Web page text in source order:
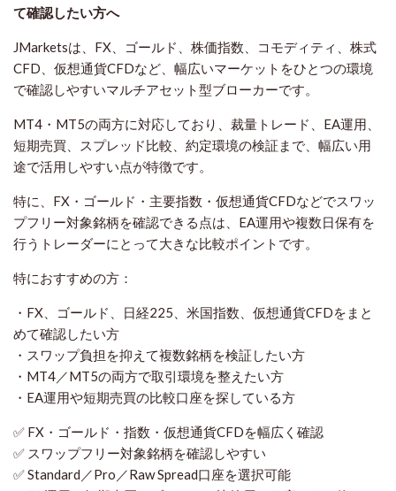
て確認したい方へ
JMarketsは、FX、ゴールド、株価指数、コモディティ、株式
CFD、仮想通貨CFDなど、幅広いマーケットをひとつの環境
で確認しやすいマルチアセット型ブローカーです。
MT4・MT5の両方に対応しており、裁量トレード、EA運用、
短期売買、スプレッド比較、約定環境の検証まで、幅広い用
途で活用しやすい点が特徴です。
特に、FX・ゴールド・主要指数・仮想通貨CFDなどでスワッ
プフリー対象銘柄を確認できる点は、EA運用や複数日保有を
行うトレーダーにとって大きな比較ポイントです。
特におすすめの方：
・FX、ゴールド、日経225、米国指数、仮想通貨CFDをまと
めて確認したい方
・スワップ負担を抑えて複数銘柄を検証したい方
・MT4／MT5の両方で取引環境を整えたい方
・EA運用や短期売買の比較口座を探している方
✅ FX・ゴールド・指数・仮想通貨CFDを幅広く確認
✅ スワップフリー対象銘柄を確認しやすい
✅ Standard／Pro／Raw Spread口座を選択可能